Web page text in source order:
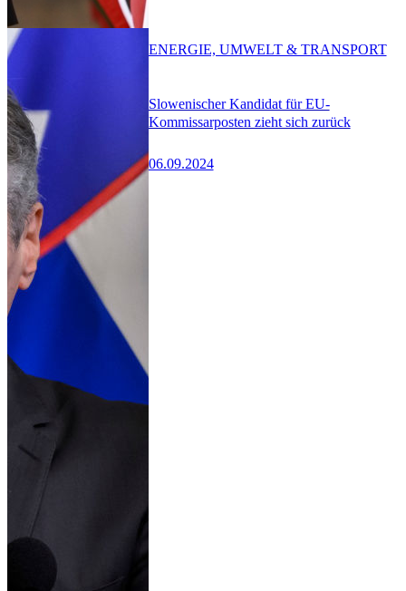
Slowenischer Kandidat für EU-
Kommissarposten zieht sich zurück
06.09.2024
ENERGIE, UMWELT & TRANSPORT